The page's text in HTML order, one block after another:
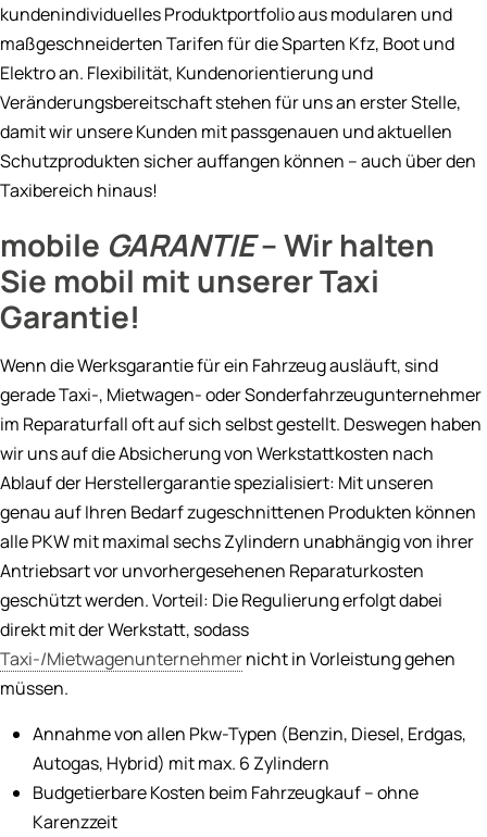
kundenindividuelles Produktportfolio aus modularen und
maßgeschneiderten Tarifen für die Sparten Kfz, Boot und
Elektro an. Flexibilität, Kundenorientierung und
Veränderungsbereitschaft stehen für uns an erster Stelle,
damit wir unsere Kunden mit passgenauen und aktuellen
Schutzprodukten sicher auffangen können – auch über den
Taxibereich hinaus!
mobile GARANTIE– Wir halten
Sie mobil mit unserer Taxi
Garantie!
Wenn die Werksgarantie für ein Fahrzeug ausläuft, sind
gerade Taxi-, Mietwagen- oder Sonderfahrzeugunternehmer
im Reparaturfall oft auf sich selbst gestellt. Deswegen haben
wir uns auf die Absicherung von Werkstattkosten nach
Ablauf der Herstellergarantie spezialisiert: Mit unseren
genau auf Ihren Bedarf zugeschnittenen Produkten können
alle PKW mit maximal sechs Zylindern unabhängig von ihrer
Antriebsart vor unvorhergesehenen Reparaturkosten
geschützt werden. Vorteil: Die Regulierung erfolgt dabei
direkt mit der Werkstatt, sodass
Taxi-/Mietwagenunternehmernicht in Vorleistung gehen
müssen.
Annahme von allen Pkw-Typen (Benzin, Diesel, Erdgas,
Autogas, Hybrid) mit max. 6 Zylindern
Budgetierbare Kosten beim Fahrzeugkauf – ohne
Karenzzeit